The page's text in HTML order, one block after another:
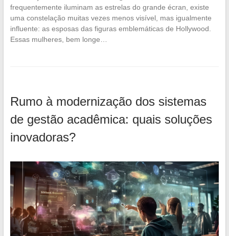
frequentemente iluminam as estrelas do grande écran, existe
uma constelação muitas vezes menos visível, mas igualmente
influente: as esposas das figuras emblemáticas de Hollywood.
Essas mulheres, bem longe…
Rumo à modernização dos sistemas
de gestão acadêmica: quais soluções
inovadoras?